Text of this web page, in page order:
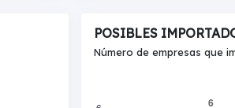
POSIBLES
Número de empresas que